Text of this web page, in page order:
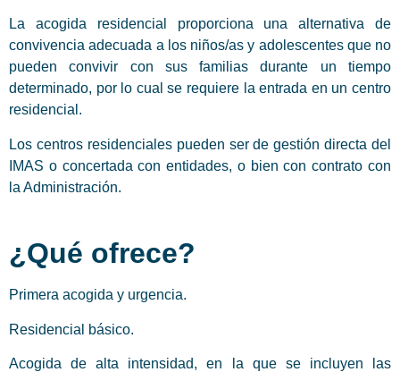
La acogida residencial proporciona una alternativa de
convivencia adecuada a los niños/as y adolescentes que no
pueden convivir con sus familias durante un tiempo
determinado, por lo cual se requiere la entrada en un centro
residencial.
Los centros residenciales pueden ser de gestión directa del
IMAS o concertada con entidades, o bien con contrato con
la Administración.
¿Qué ofrece?
Primera acogida y urgencia.
Residencial básico.
Acogida de alta intensidad, en la que se incluyen las